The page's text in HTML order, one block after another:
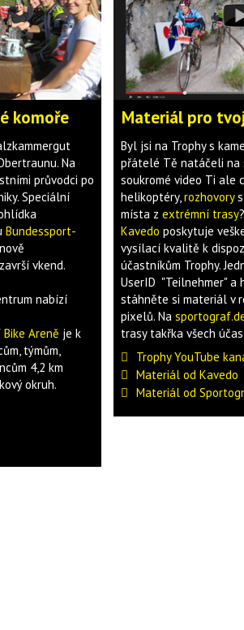
komoře
Na
průvodci po
Speciální
Bundessport-
vkend.
nabízí
Bike Areně je k
týmům,
4,2 km
okruh.
Materiál pro
Byl jsi na Trophy s
přátelé Tě natáčeli na
soukromé video Ti ale
helikoptéry,rozhovorys
místa z extrémní trasy
Kavedo poskytuje
vysílací kvalitě k
účastníkům Trophy.
UserID "Teilnehmer" a
stáhněte si materiál v
pixelů. Na
trasy takřka všech
Trophy YouTube
Materiál od Kavedo
Materiál od